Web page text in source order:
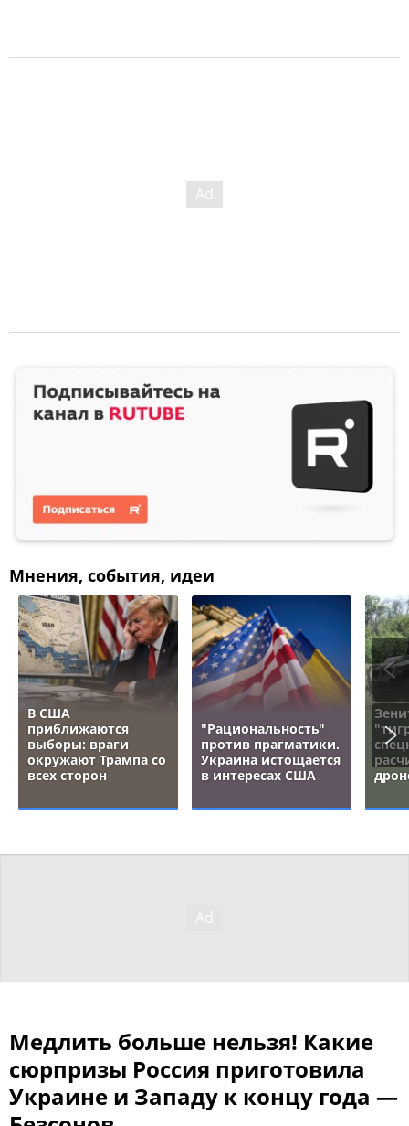
Мнения, события, идеи
В США
приближаются
выборы: враги
окружают Трампа со
всех сторон
"Рациональность"
против прагматики.
Украина истощается
в интересах США
Медлить больше нельзя! Какие
сюрпризы Россия приготовила
Украине и Западу к концу года —